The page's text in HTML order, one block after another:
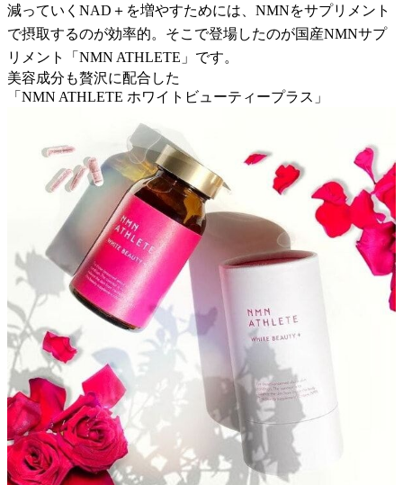
減っていくNAD＋を増やすためには、NMNをサプリメント
で摂取するのが効率的。そこで登場したのが国産NMNサプ
リメント「NMN ATHLETE」です。
美容成分も贅沢に配合した
「NMN ATHLETE ホワイトビューティープラス」